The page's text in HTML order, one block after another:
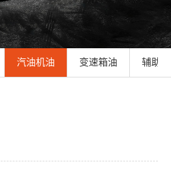
汽油机油 变速箱油 辅助